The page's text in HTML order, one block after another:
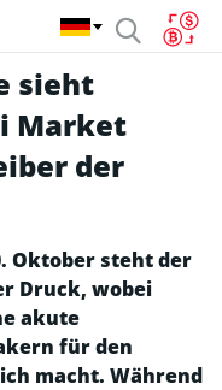
sieht
Market
der
Oktober steht der
Druck, wobei
akute
für den
macht. Während